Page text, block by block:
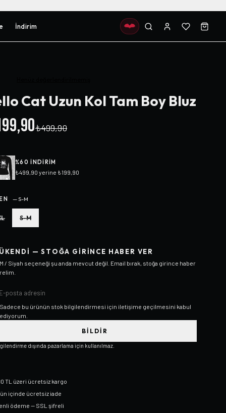
İndirim
Cat Uzun Kol Tam Boy Bluz
₺499,90
%60 INDIRIM
₺499,90 yerine ₺199,90
—S-M
S-M
— STOĞA GIRINCE HABER VER
/ Siyah seçeneği şu anda mevcut değil. Email bırak, stoğa girince haber
Sadece bu ürünün stok bilgilendirmesi için iletişime geçilmesini kabul
ediyorum.
BILDIR
dışında pazarlama için kullanılmaz.
TL üzeri ücretsiz kargo
içinde ücretsiz iade
ödeme — SSL şifreli